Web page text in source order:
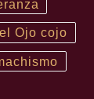
Ojo cojo